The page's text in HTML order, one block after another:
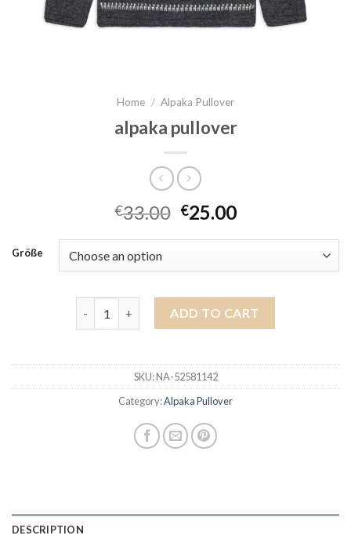
Home / Alpaka Pullover
alpaka pullover
€33.00 €25.00
Größe
alpaka pullover quantityADD TO CART
SKU:NA-52581142
Category:Alpaka Pullover
DESCRIPTION